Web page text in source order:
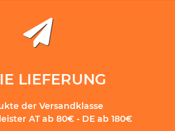
LIEFERUNG
der Versandklasse
AT ab 80€ - DE ab 180€